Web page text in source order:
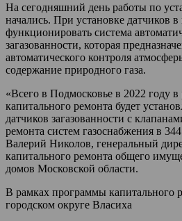
На сегодняшний день работы по
начались. При установке датчиков в
функционировать система
загазованности, которая
автоматического контроля
содержание природного газа.
«Всего в Подмосковье в 2022 году
капитального ремонта будет
датчиков загазованности с
ремонта систем газоснабжения в
Валерий Николов, генеральный
капитального ремонта общего
домов Московской области.
В рамках программы капитального
городском округе Власиха